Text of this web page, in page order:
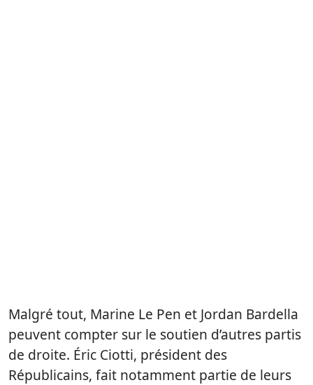
Malgré tout, Marine Le Pen et Jordan Bardella
peuvent compter sur le soutien d’autres partis
de droite. Éric Ciotti, président des
Républicains, fait notamment partie de leurs